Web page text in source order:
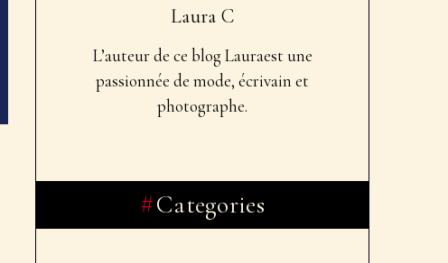
Laura C
L’auteur de ce blog Lauraest une
passionnée de mode, écrivain et
photographe.
Categories